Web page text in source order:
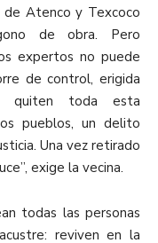
Atenco y Texcoco
de obra. Pero
expertos no puede
de control, erigida
quiten toda esta
pueblos, un delito
Una vez retirado
exige la vecina.
todas las personas
reviven en la